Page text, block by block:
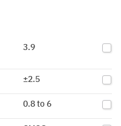
3.9
±2.5
0.8 to 6